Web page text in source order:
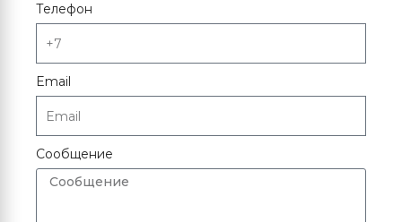
Телефон
Email
Сообщение